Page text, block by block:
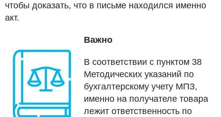
чтобы доказать, что в письме находился именно
акт.
Важно
В соответствии с пунктом 38
Методических указаний по
бухгалтерскому учету МПЗ,
именно на получателе товара
лежит ответственность по